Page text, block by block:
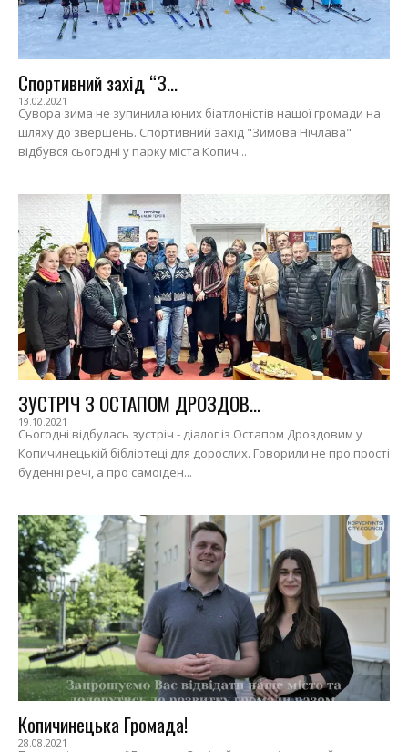
Спортивний захід “З...
13.02.2021
Сувора зима не зупинила юних біатлоністів нашої громади на
шляху до звершень. Спортивний захід "Зимова Нічлава"
відбувся сьогодні у парку міста Копич...
ЗУСТРІЧ З ОСТАПОМ ДРОЗДОВ...
19.10.2021
Сьогодні відбулась зустріч - діалог із Остапом Дроздовим у
Копичинецькій бібліотеці для дорослих. Говорили не про прості
буденні речі, а про самоіден...
Копичинецька Громада!
28.08.2021